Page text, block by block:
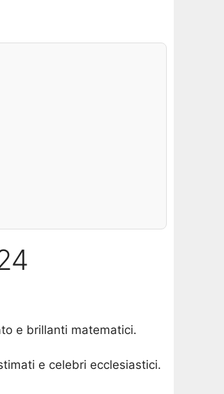
e brillanti matematici.
e celebri ecclesiastici.